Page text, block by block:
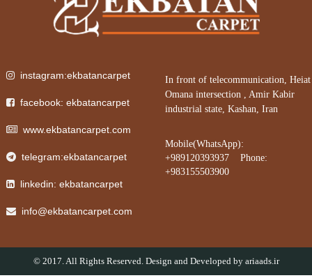
In front of telecommunication, Heiat
Omana intersection , Amir Kabir
industrial state, Kashan, Iran
Mobile(WhatsApp):
+989120393937 Phone:
+983155503900
instagram:ekbatancarpet
facebook: ekbatancarpet
www.ekbatancarpet.com
telegram:ekbatancarpet
linkedin: ekbatancarpet
info@ekbatancarpet.com
© 2017. All Rights Reserved. Design and Developed by ariaads.ir